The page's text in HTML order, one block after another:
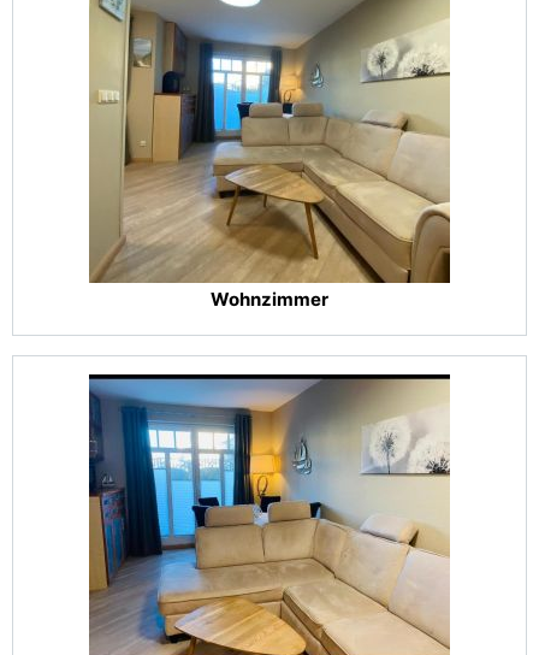
Wohnzimmer